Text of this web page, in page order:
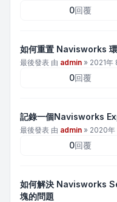
0回覆
如何重置 Navisworks
最後發表 由 admin » 2021年
0回覆
記錄一個Navisworks
最後發表 由 admin » 2020年
0回覆
如何解決 Navisworks
塊的問題